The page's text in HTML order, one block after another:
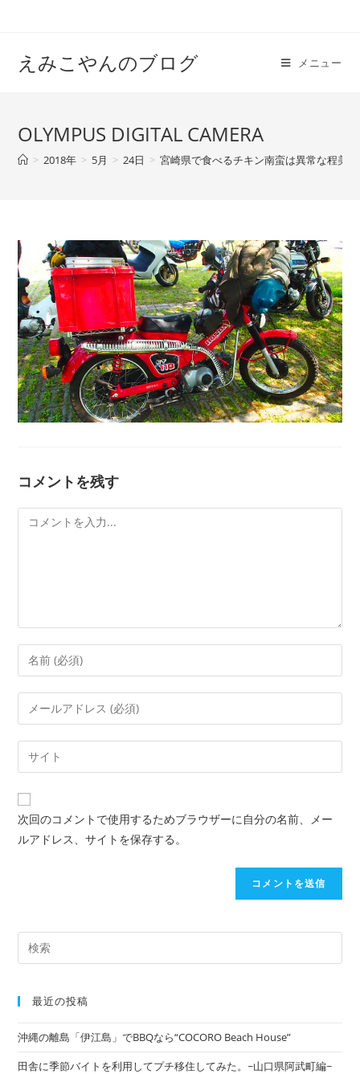
えみこやんのブログ メニュー
OLYMPUS DIGITAL CAMERA
> 2018年 > 5月 > 24日 > 宮崎県で食べるチキン南蛮は異常な程美
コメントを残す
次回のコメントで使用するためブラウザーに自分の名前、メー
ルアドレス、サイトを保存する。
最近の投稿
沖縄の離島「伊江島」でBBQなら“COCORO Beach House”
田舎に季節バイトを利用してプチ移住してみた。~山口県阿武町編~